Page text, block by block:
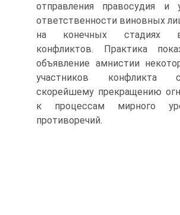
отправления правосудия и
ответственности виновных
на конечных стадиях
конфликтов. Практика
объявление амнистии
участников конфликта
скорейшему прекращению
к процессам мирного
противоречий.